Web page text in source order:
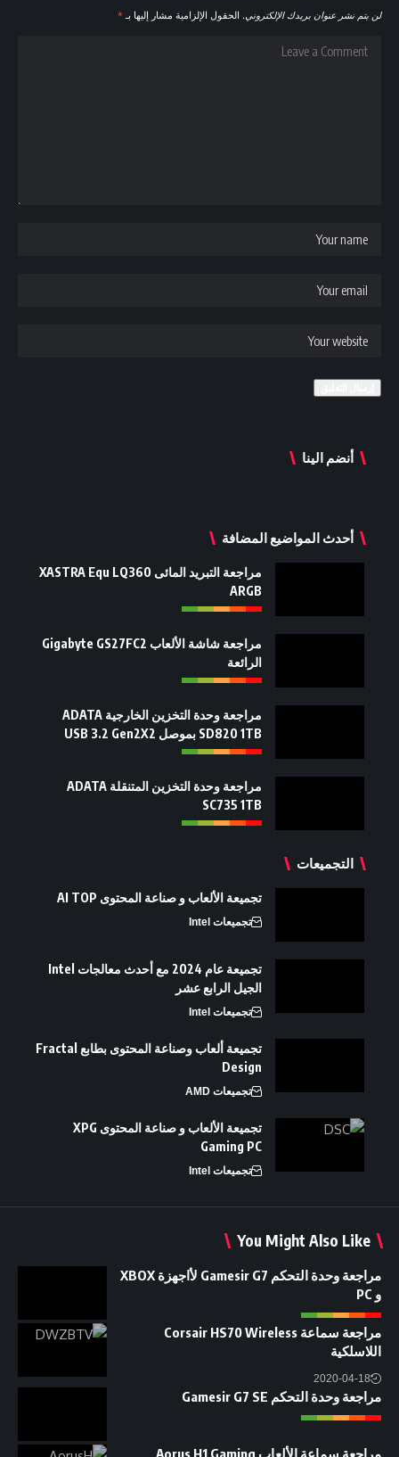
لن يتم نشر عنوان بريدك الإلكتروني. الحقول الإلزامية مشار إليها بـ *
أنضم الينا
أحدث المواضيع المضافة
مراجعة التبريد المائى XASTRA Equ LQ360
ARGB
مراجعة شاشة الألعاب Gigabyte GS27FC2
الرائعة
مراجعة وحدة التخزين الخارجية ADATA
SD820 1TB بموصل USB 3.2 Gen2X2
مراجعة وحدة التخزين المتنقلة ADATA
SC735 1TB
التجميعات
تجميعة الألعاب و صناعة المحتوى AI TOP
تجميعات Intel
تجميعة عام 2024 مع أحدث معالجات Intel
الجيل الرابع عشر
تجميعات Intel
تجميعة ألعاب وصناعة المحتوى بطابع Fractal
Design
تجميعات AMD
تجميعة الألعاب و صناعة المحتوى XPG
Gaming PC
تجميعات Intel
You Might Also Like
مراجعة وحدة التحكم Gamesir G7 لأاجهزة XBOX
و PC
مراجعة سماعة Corsair HS70 Wireless
اللاسلكية
2020-04-18
مراجعة وحدة التحكم Gamesir G7 SE
مراجعة سماعة الألعاب Aorus H1 Gaming